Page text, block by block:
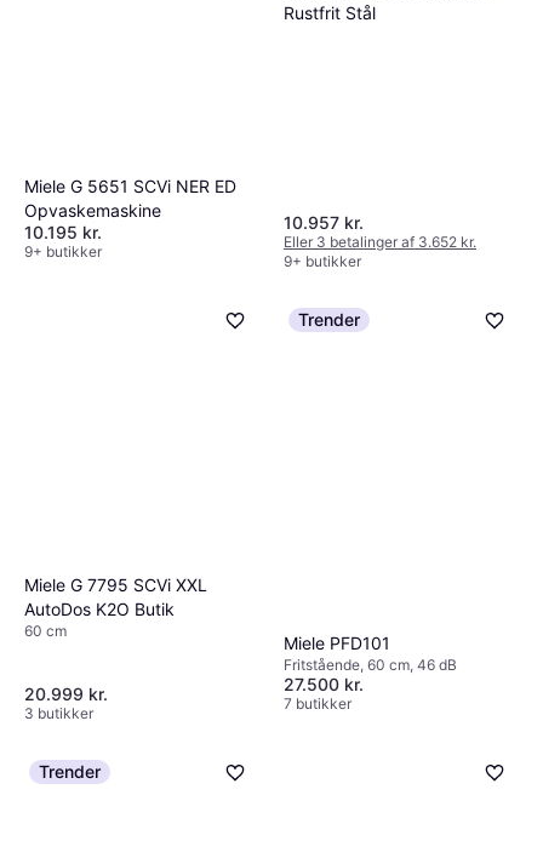
Miele G 5651 SCVi NER ED
Opvaskemaskine
10.195 kr.
9+ butikker
Rustfrit Stål
10.957 kr.
Eller 3 betalinger af 3.652 kr.
9+ butikker
Miele G 7795 SCVi XXL
AutoDos K2O Butik
60 cm
20.999 kr.
3 butikker
Trender
Miele PFD101
Fritstående, 60 cm, 46 dB
27.500 kr.
7 butikker
Trender